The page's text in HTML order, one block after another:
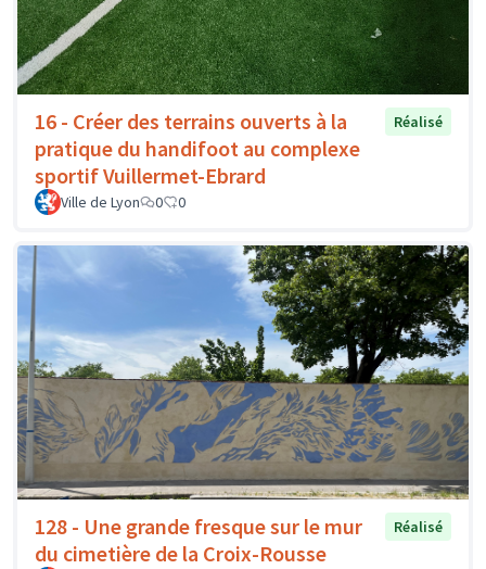
16 - Créer des terrains ouverts à la
pratique du handifoot au complexe
sportif Vuillermet-Ebrard
Réalisé
Ville de Lyon 0 0
128 - Une grande fresque sur le mur
du cimetière de la Croix-Rousse
Réalisé